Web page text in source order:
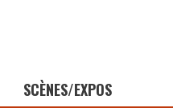
SCÈNES/EXPOS